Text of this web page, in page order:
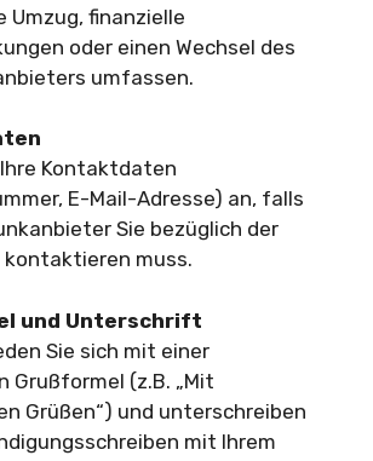
Umzug, finanzielle
oder einen Wechsel des
umfassen.
Ihre Kontaktdaten
E-Mail-Adresse) an, falls
Sie bezüglich der
kontaktieren muss.
und Unterschrift
Sie sich mit einer
Grußformel (z.B. „Mit
Grüßen“) und unterschreiben
mit Ihrem